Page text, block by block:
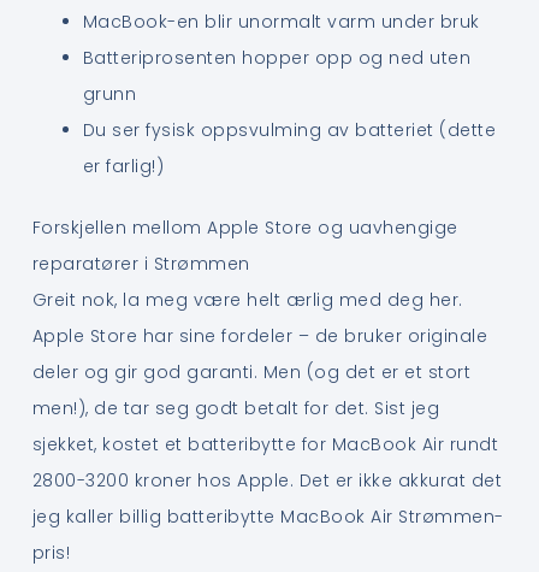
MacBook-en blir unormalt varm under bruk
Batteriprosenten hopper opp og ned uten
grunn
Du ser fysisk oppsvulming av batteriet (dette
er farlig!)
Forskjellen mellom Apple Store og uavhengige
reparatører i Strømmen
Greit nok, la meg være helt ærlig med deg her.
Apple Store har sine fordeler – de bruker originale
deler og gir god garanti. Men (og det er et stort
men!), de tar seg godt betalt for det. Sist jeg
sjekket, kostet et batteribytte for MacBook Air rundt
2800-3200 kroner hos Apple. Det er ikke akkurat det
jeg kaller billig batteribytte MacBook Air Strømmen-
pris!